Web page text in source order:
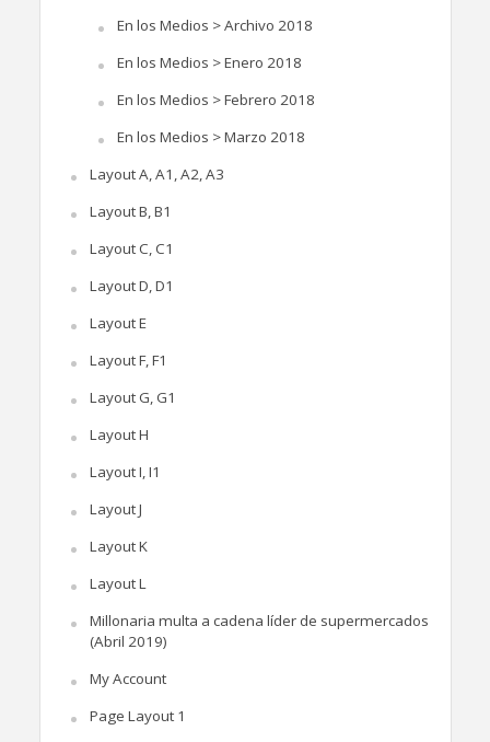
En los Medios > Archivo 2018
En los Medios > Enero 2018
En los Medios > Febrero 2018
En los Medios > Marzo 2018
Layout A, A1, A2, A3
Layout B, B1
Layout C, C1
Layout D, D1
Layout E
Layout F, F1
Layout G, G1
Layout H
Layout I, I1
Layout J
Layout K
Layout L
Millonaria multa a cadena líder de supermercados
(Abril 2019)
My Account
Page Layout 1